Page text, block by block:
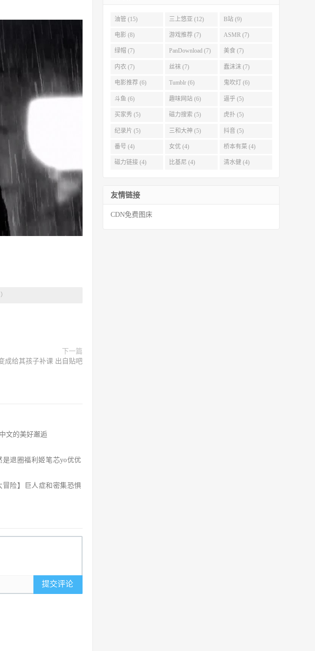
下一篇
成给其孩子补课 出自贴吧
文的美好邂逅
是退圈福利姬笔芯yo优优
险】巨人症和密集恐惧
提交评论
油管 (15) 三上悠亚 (12) B站 (9)
电影 (8) 游戏推荐 (7) ASMR (7)
绿帽 (7) PanDownload (7) 美食 (7)
内衣 (7) 丝袜 (7) 蠢沫沫 (7)
电影推荐 (6) Tumblr (6) 鬼吹灯 (6)
斗鱼 (6) 趣味网站 (6) 逼乎 (5)
买家秀 (5) 磁力搜索 (5) 虎扑 (5)
纪录片 (5) 三和大神 (5) 抖音 (5)
番号 (4) 女优 (4) 桥本有菜 (4)
磁力链接 (4) 比基尼 (4) 清水健 (4)
友情链接
CDN免费图床